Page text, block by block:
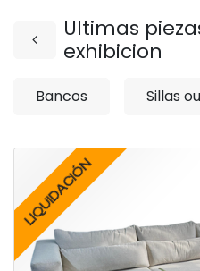
Ultimas
exhibicion
Bancos Sillas
LIQUIDACIÓN